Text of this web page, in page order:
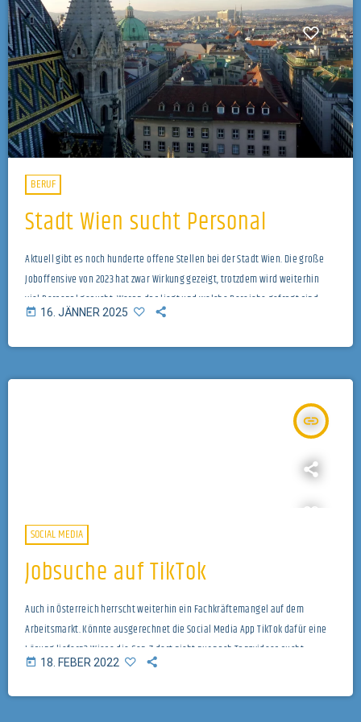
BERUF
Stadt Wien sucht Personal
Aktuell gibt es noch hunderte offene Stellen bei der Stadt Wien. Die große
Joboffensive von 2023 hat zwar Wirkung gezeigt, trotzdem wird weiterhin
viel Personal gesucht. Woran das liegt und welche Bereiche gefragt sind,
erfährt Redakteur Mario Toifl im Gespräch mit der Personaldirektion der
today 16. JÄNNER 2025
insert_link
SOCIAL MEDIA
Jobsuche auf TikTok
Auch in Österreich herrscht weiterhin ein Fachkräftemangel auf dem
Arbeitsmarkt. Könnte ausgerechnet die Social Media App TikTok dafür eine
Lösung liefern? Wieso die Gen-Z dort nicht nur nach Tanzvideos sucht,
verraten wir in unserem Beitrag. https://soundcloud.com/user-
today 18. FEBER 2022